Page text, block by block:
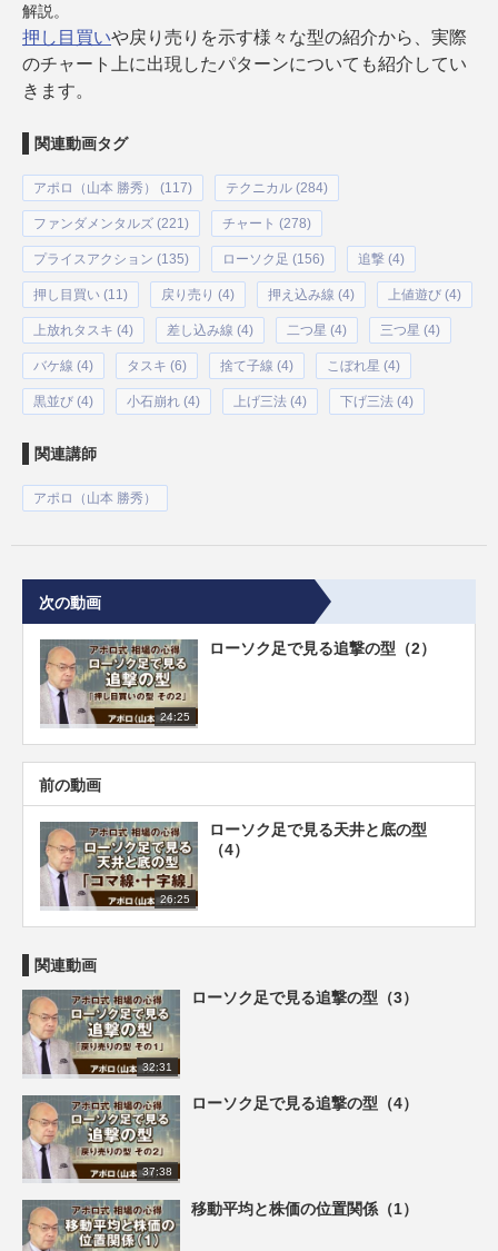
解説。
押し目買いや戻り売りを示す様々な型の紹介から、実際
のチャート上に出現したパターンについても紹介してい
きます。
関連動画タグ
アポロ（山本 勝秀） (117) テクニカル (284)
ファンダメンタルズ (221) チャート (278)
プライスアクション (135) ローソク足 (156) 追撃 (4)
押し目買い (11) 戻り売り (4) 押え込み線 (4) 上値遊び (4)
上放れタスキ (4) 差し込み線 (4) 二つ星 (4) 三つ星 (4)
バケ線 (4) タスキ (6) 捨て子線 (4) こぼれ星 (4)
黒並び (4) 小石崩れ (4) 上げ三法 (4) 下げ三法 (4)
関連講師
アポロ（山本 勝秀）
次の動画
24:25
ローソク足で見る追撃の型（2）
前の動画
26:25
ローソク足で見る天井と底の型
（4）
関連動画
32:31
ローソク足で見る追撃の型（3）
37:38
ローソク足で見る追撃の型（4）
移動平均と株価の位置関係（1）